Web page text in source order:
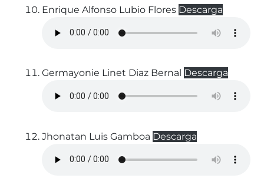
Enrique Alfonso Lubio Flores Descarga
Germayonie Linet Diaz Bernal Descarga
Jhonatan Luis Gamboa Descarga